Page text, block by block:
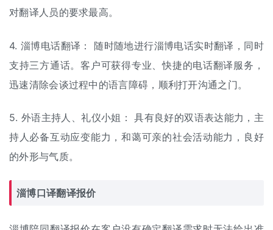
对翻译人员的要求最高。
4. 淄博电话翻译： 随时随地进行淄博电话实时翻译，同时
支持三方通话。客户可获得专业、快捷的电话翻译服务，
迅速清除会谈过程中的语言障碍，顺利打开沟通之门。
5. 外语主持人、礼仪小姐： 具有良好的双语表达能力，主
持人必备互动应变能力，和蔼可亲的社会活动能力，良好
的外形与气质。
淄博口译翻译报价